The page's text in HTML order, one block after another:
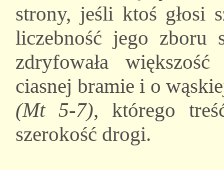
strony, jeśli ktoś głosi
liczebność jego zboru
zdryfowała
ciasnej bramie i o
(Mt 5-7), którego
szerokość drogi.